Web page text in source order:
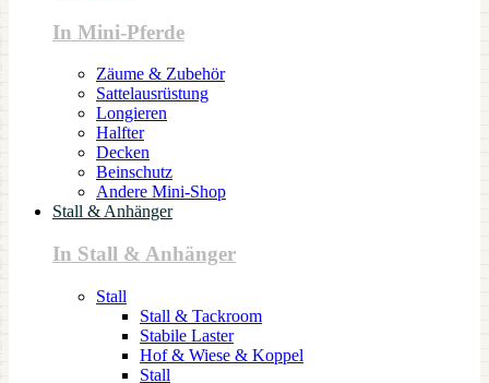
In Mini-Pferde
Zäume & Zubehör
Sattelausrüstung
Longieren
Halfter
Decken
Beinschutz
Andere Mini-Shop
Stall & Anhänger
In Stall & Anhänger
Stall
Stall & Tackroom
Stabile Laster
Hof & Wiese & Koppel
Stall